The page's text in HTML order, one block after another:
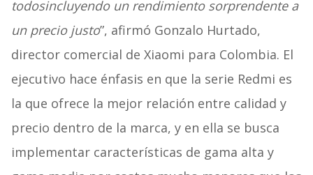
todosincluyendo un rendimiento sorprendente a
un precio justo”, afirmó Gonzalo Hurtado,
director comercial de Xiaomi para Colombia. El
ejecutivo hace énfasis en que la serie Redmi es
la que ofrece la mejor relación entre calidad y
precio dentro de la marca, y en ella se busca
implementar características de gama alta y